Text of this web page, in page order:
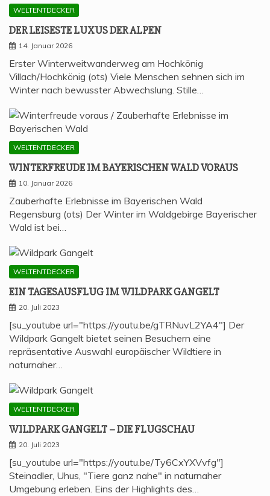
WELTENTDECKER
DER LEI­SES­TE LUXUS DER ALPEN
14. Januar 2026
Erster Winterweitwanderweg am Hochkönig
Villach/Hochkönig (ots) Viele Menschen sehnen sich im
Winter nach bewusster Abwechslung. Stille…
WELTENTDECKER
WIN­TER­FREU­DE IM BAYE­RI­SCHEN WALD VORAUS
10. Januar 2026
Zauberhafte Erlebnisse im Bayerischen Wald
Regensburg (ots) Der Winter im Waldgebirge Bayerischer
Wald ist bei…
WELTENTDECKER
EIN TAGES­AUS­FLUG IM WILD­PARK GANGELT
20. Juli 2023
[su_youtube url="https://youtu.be/gTRNuvL2YA4"] Der
Wildpark Gangelt bietet seinen Besuchern eine
repräsentative Auswahl europäischer Wildtiere in
naturnaher…
WELTENTDECKER
WILD­PARK GAN­GELT – DIE FLUGSCHAU
20. Juli 2023
[su_youtube url="https://youtu.be/Ty6CxYXVvfg"]
Steinadler, Uhus, "Tiere ganz nahe" in naturnaher
Umgebung erleben. Eins der Highlights des…